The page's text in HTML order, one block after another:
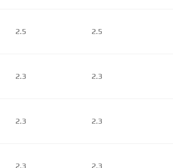
2.5 2.5
2.3 2.3
2.3 2.3
2.3 2.3